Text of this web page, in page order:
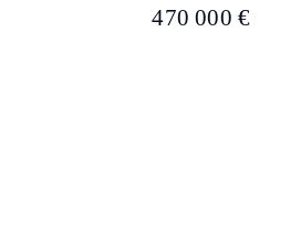
470 000 €